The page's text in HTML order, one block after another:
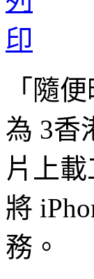
「隨
為 3香
片上
將
務。